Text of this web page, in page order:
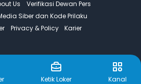
Ketik Loker Kanal
Us
Verifikasi Dewan Pers
Siber dan Kode Prilaku
Privacy & Policy Karier